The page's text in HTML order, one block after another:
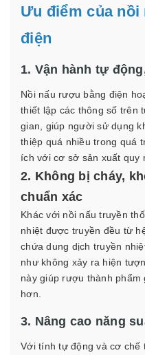
Ưu điểm của
điện
1. Vận hành tự
Nồi nấu rượu bằng điện
thiết lập các thông số trên
gian, giúp người sử dụng
thiệp quá nhiều trong quá
ích với cơ sở sản xuất quy
2. Không bị cháy,
chuẩn xác
Khác với nồi nấu truyền
nhiệt được truyền đều từ
chứa dung dịch truyền
như không xảy ra hiện
này giúp rượu thành
hơn.
3. Nâng cao năng
Với tính tự động và cơ chế